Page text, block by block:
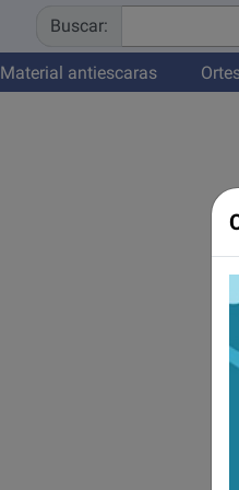
Buscar:
Material antiescaras